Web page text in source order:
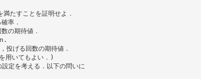
たすことを証明せよ．
率．
の期待値．
投げる回数の期待値．
用いてもよい．)
を考える．以下の問いに